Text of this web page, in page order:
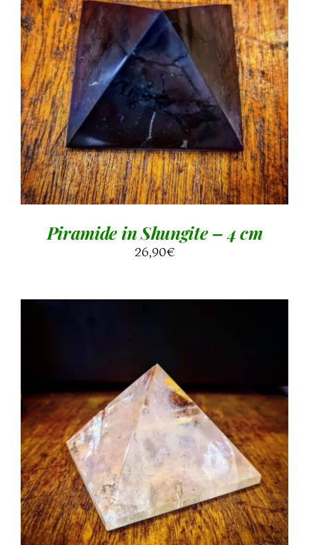
DETTAGLI
Piramide in Shungite – 4 cm
26,90€
AGGIUNGI AL CARRELLO DETTAGLI